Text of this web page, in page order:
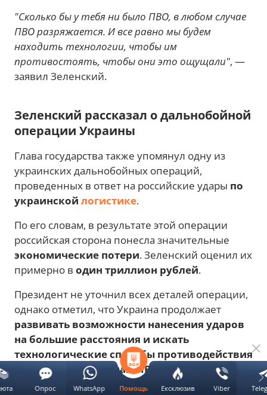
"Сколько бы у тебя ни было ПВО, в любом случае
ПВО разряжается. И все равно мы будем
находить технологии, чтобы им
противостоять, чтобы они это ощущали", —
заявил Зеленский.
Зеленский рассказал о дальнобойной
операции Украины
Глава государства также упомянул одну из
украинских дальнобойных операций,
проведенных в ответ на российские удары по
украинской логистике.
По его словам, в результате этой операции
российская сторона понесла значительные
экономические потери. Зеленский оценил их
примерно в один триллион рублей.
Президент не уточнил всех деталей операции,
однако отметил, что Украина продолжает
развивать возможности нанесения ударов
на большие расстояния и искать
технологические способы противодействия
российским системам ПВО
Помощь Ексклюзив Viber
Опрос WhatsApp